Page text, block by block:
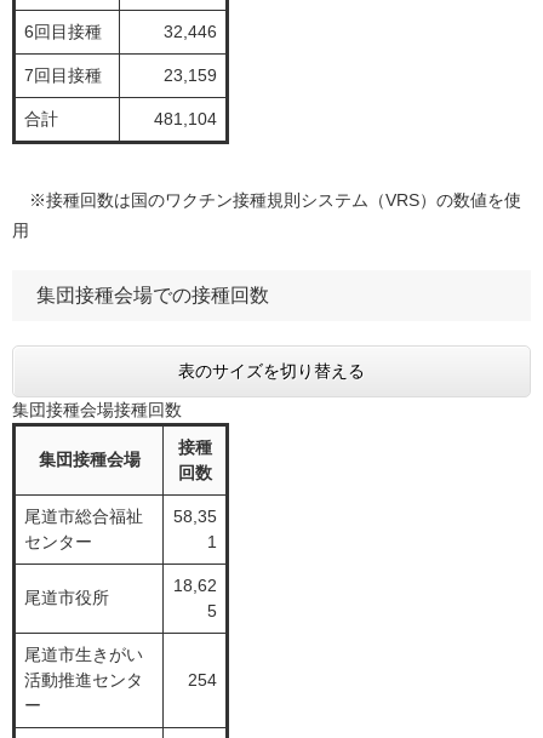
6回目接種 32,446
7回目接種 23,159
合計 481,104
※接種回数は国のワクチン接種規則システム（VRS）の数値を使
用
集団接種会場での接種回数
表のサイズを切り替える
集団接種会場接種回数
集団接種会場
接種
回数
尾道市総合福祉
センター
58,35
1
尾道市役所
18,62
5
尾道市生きがい
活動推進センタ
ー
254